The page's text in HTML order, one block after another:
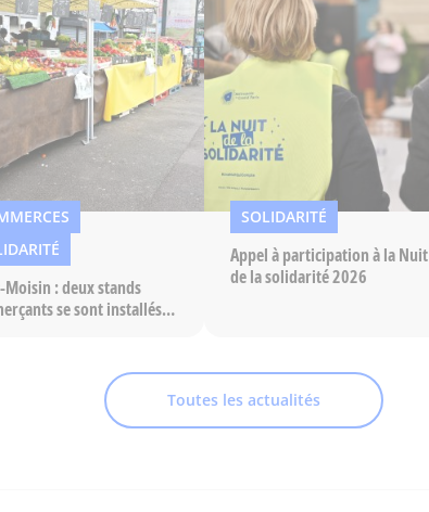
Moisin : deux stands
se sont installés
SOLIDARITÉ
Appel à participation à la Nuit
de la solidarité 2026
Toutes les actualités